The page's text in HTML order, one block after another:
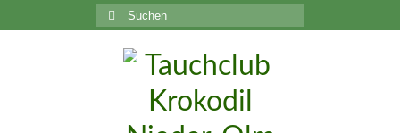
Suchen
nach: